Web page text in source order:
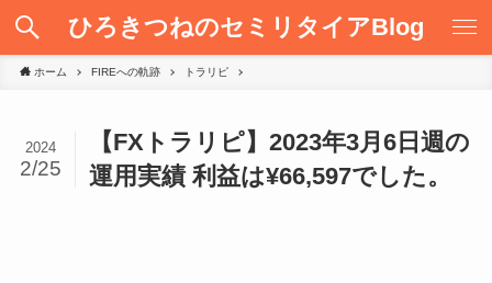
ひろきつねのセミリタイアBlog
ホーム FIREへの軌跡 トラリピ
【FXトラリピ】2023年3月6日週の
運用実績 利益は¥66,597でした。
2024
2/25